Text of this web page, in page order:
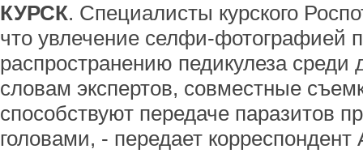
КУРСК. Специалисты курского
что увлечение селфи-фотографией
распространению педикулеза среди
словам экспертов, совместные
способствуют передаче паразитов
головами, - передает